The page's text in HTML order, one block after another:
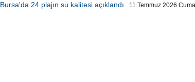
Bursa'da 24 plajın su kalitesi açıklandı 11 Temmuz 2026